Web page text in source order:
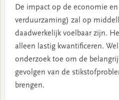
De impact op de economie
verduurzaming) zal op
daadwerkelijk voelbaar zijn.
alleen lastig kwantificeren.
onderzoek toe om de
gevolgen van de
brengen.